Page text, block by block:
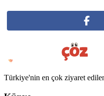
Türkiye'nin en çok ziyaret